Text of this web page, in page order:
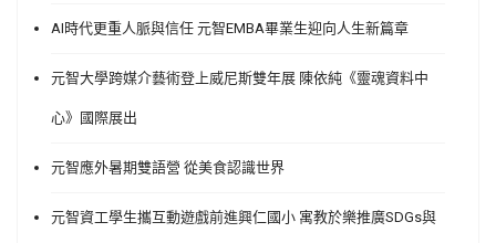
AI時代更重人脈與信任 元智EMBA畢業生迎向人生新篇章
元智大學跨媒介藝術登上威尼斯雙年展 陳依純《靈魂資料中
心》國際展出
元智應外暑期雙語營 從美食認識世界
元智資工學生攜互動遊戲前進興仁國小 寓教於樂推廣SDGs與